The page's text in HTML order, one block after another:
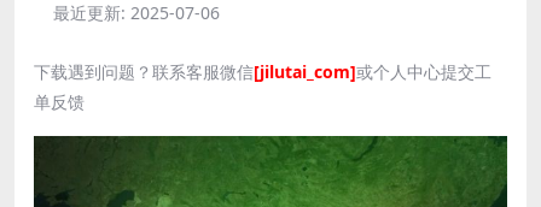
最近更新: 2025-07-06
下载遇到问题？联系客服微信[jilutai_com]或个人中心提交工
单反馈